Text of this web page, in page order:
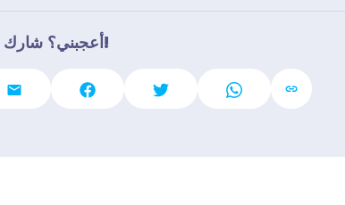
أعجبني؟ شارك مع مدرسين آخرين!